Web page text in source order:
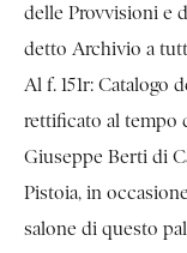
delle Provvisioni e
detto Archivio a
Al f. 151r: Catalogo
rettificato al tempo
Giuseppe Berti di
Pistoia, in
salone di questo